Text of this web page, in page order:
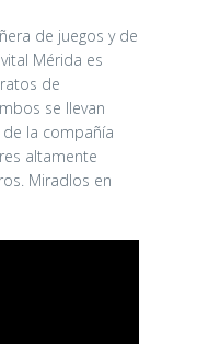
de juegos y de
Mérida es
de
se llevan
la compañía
altamente
Miradlos en